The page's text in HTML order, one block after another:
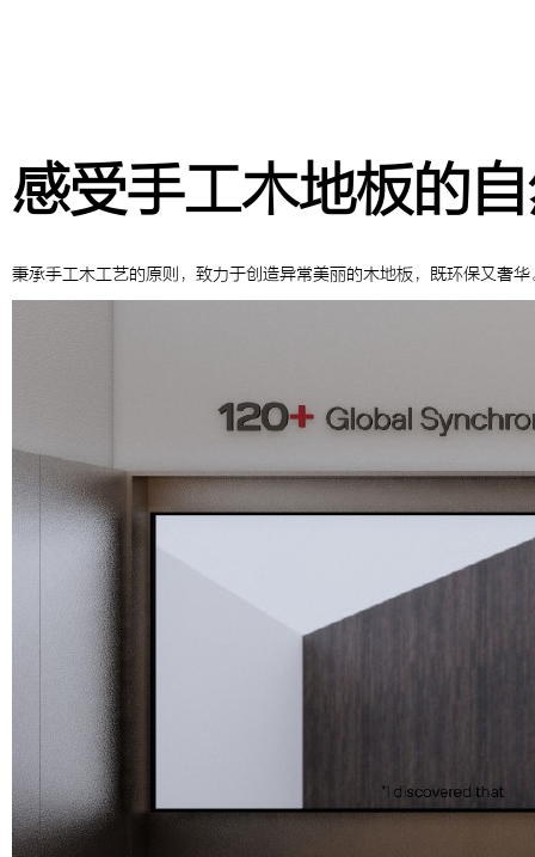
感受手工木地板的
秉承手工木工艺的原则，致力于创造异常美丽的木地板，既环保又奢华